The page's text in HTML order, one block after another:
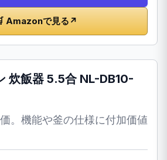
Amazonで見る ↗
炊飯器 5.5合 NL-DB10-
。機能や釜の仕様に付加価値